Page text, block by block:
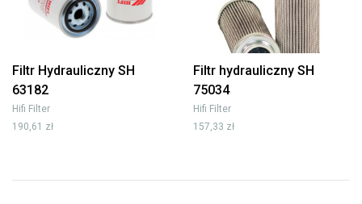
Filtr Hydrauliczny SH
63182
Hifi Filter
190,61 zł
Filtr hydrauliczny SH
75034
Hifi Filter
157,33 zł